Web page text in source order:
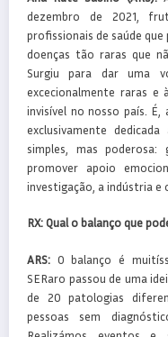
dezembro de 2021,
profissionais de saúde
doenças tão raras que
Surgiu para dar uma
excecionalmente raras e
invisível no nosso país. É,
exclusivamente
simples, mas
promover apoio
investigação, a indústria e
RX: Qual o balanço que
ARS: O balanço é
SERaro passou de uma
de 20 patologias
pessoas sem